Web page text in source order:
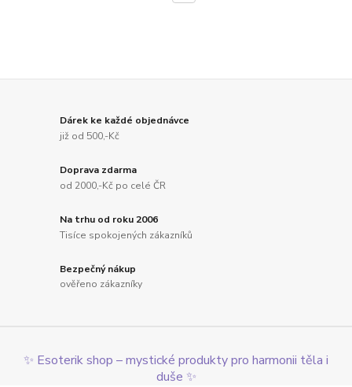
Dárek ke každé objednávce
již od 500,-Kč
Doprava zdarma
od 2000,-Kč po celé ČR
Na trhu od roku 2006
Tisíce spokojených zákazníků
Bezpečný nákup
ověřeno zákazníky
✨ Esoterik shop – mystické produkty pro harmonii těla i
duše ✨